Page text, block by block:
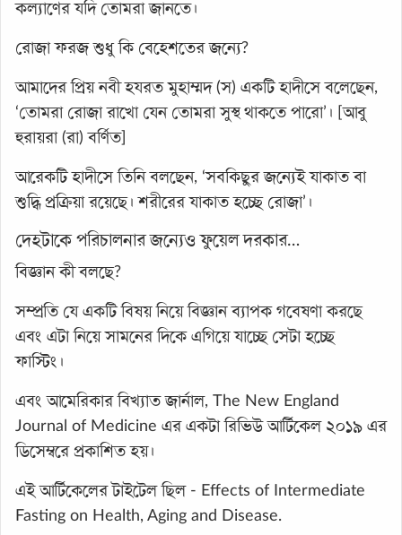
কল্যাণের যদি তোমরা জানতে।
রোজা ফরজ শুধু কি বেহেশতের জন্যে?
আমাদের প্রিয় নবী হযরত মুহাম্মদ (স) একটি হাদীসে বলেছেন,
‘তোমরা রোজা রাখো যেন তোমরা সুস্থ থাকতে পারো’। [আবু
হুরায়রা (রা) বর্ণিত]
আরেকটি হাদীসে তিনি বলছেন, ‘সবকিছুর জন্যেই যাকাত বা
শুদ্ধি প্রক্রিয়া রয়েছে। শরীরের যাকাত হচ্ছে রোজা’।
দেহটাকে পরিচালনার জন্যেও ফুয়েল দরকার…
বিজ্ঞান কী বলছে?
সম্প্রতি যে একটি বিষয় নিয়ে বিজ্ঞান ব্যাপক গবেষণা করছে
এবং এটা নিয়ে সামনের দিকে এগিয়ে যাচ্ছে সেটা হচ্ছে
ফাস্টিং।
এবং আমেরিকার বিখ্যাত জার্নাল, The New England
Journal of Medicine এর একটা রিভিউ আর্টিকেল ২০১৯ এর
ডিসেম্বরে প্রকাশিত হয়।
এই আর্টিকেলের টাইটেল ছিল - Effects of Intermediate
Fasting on Health, Aging and Disease.